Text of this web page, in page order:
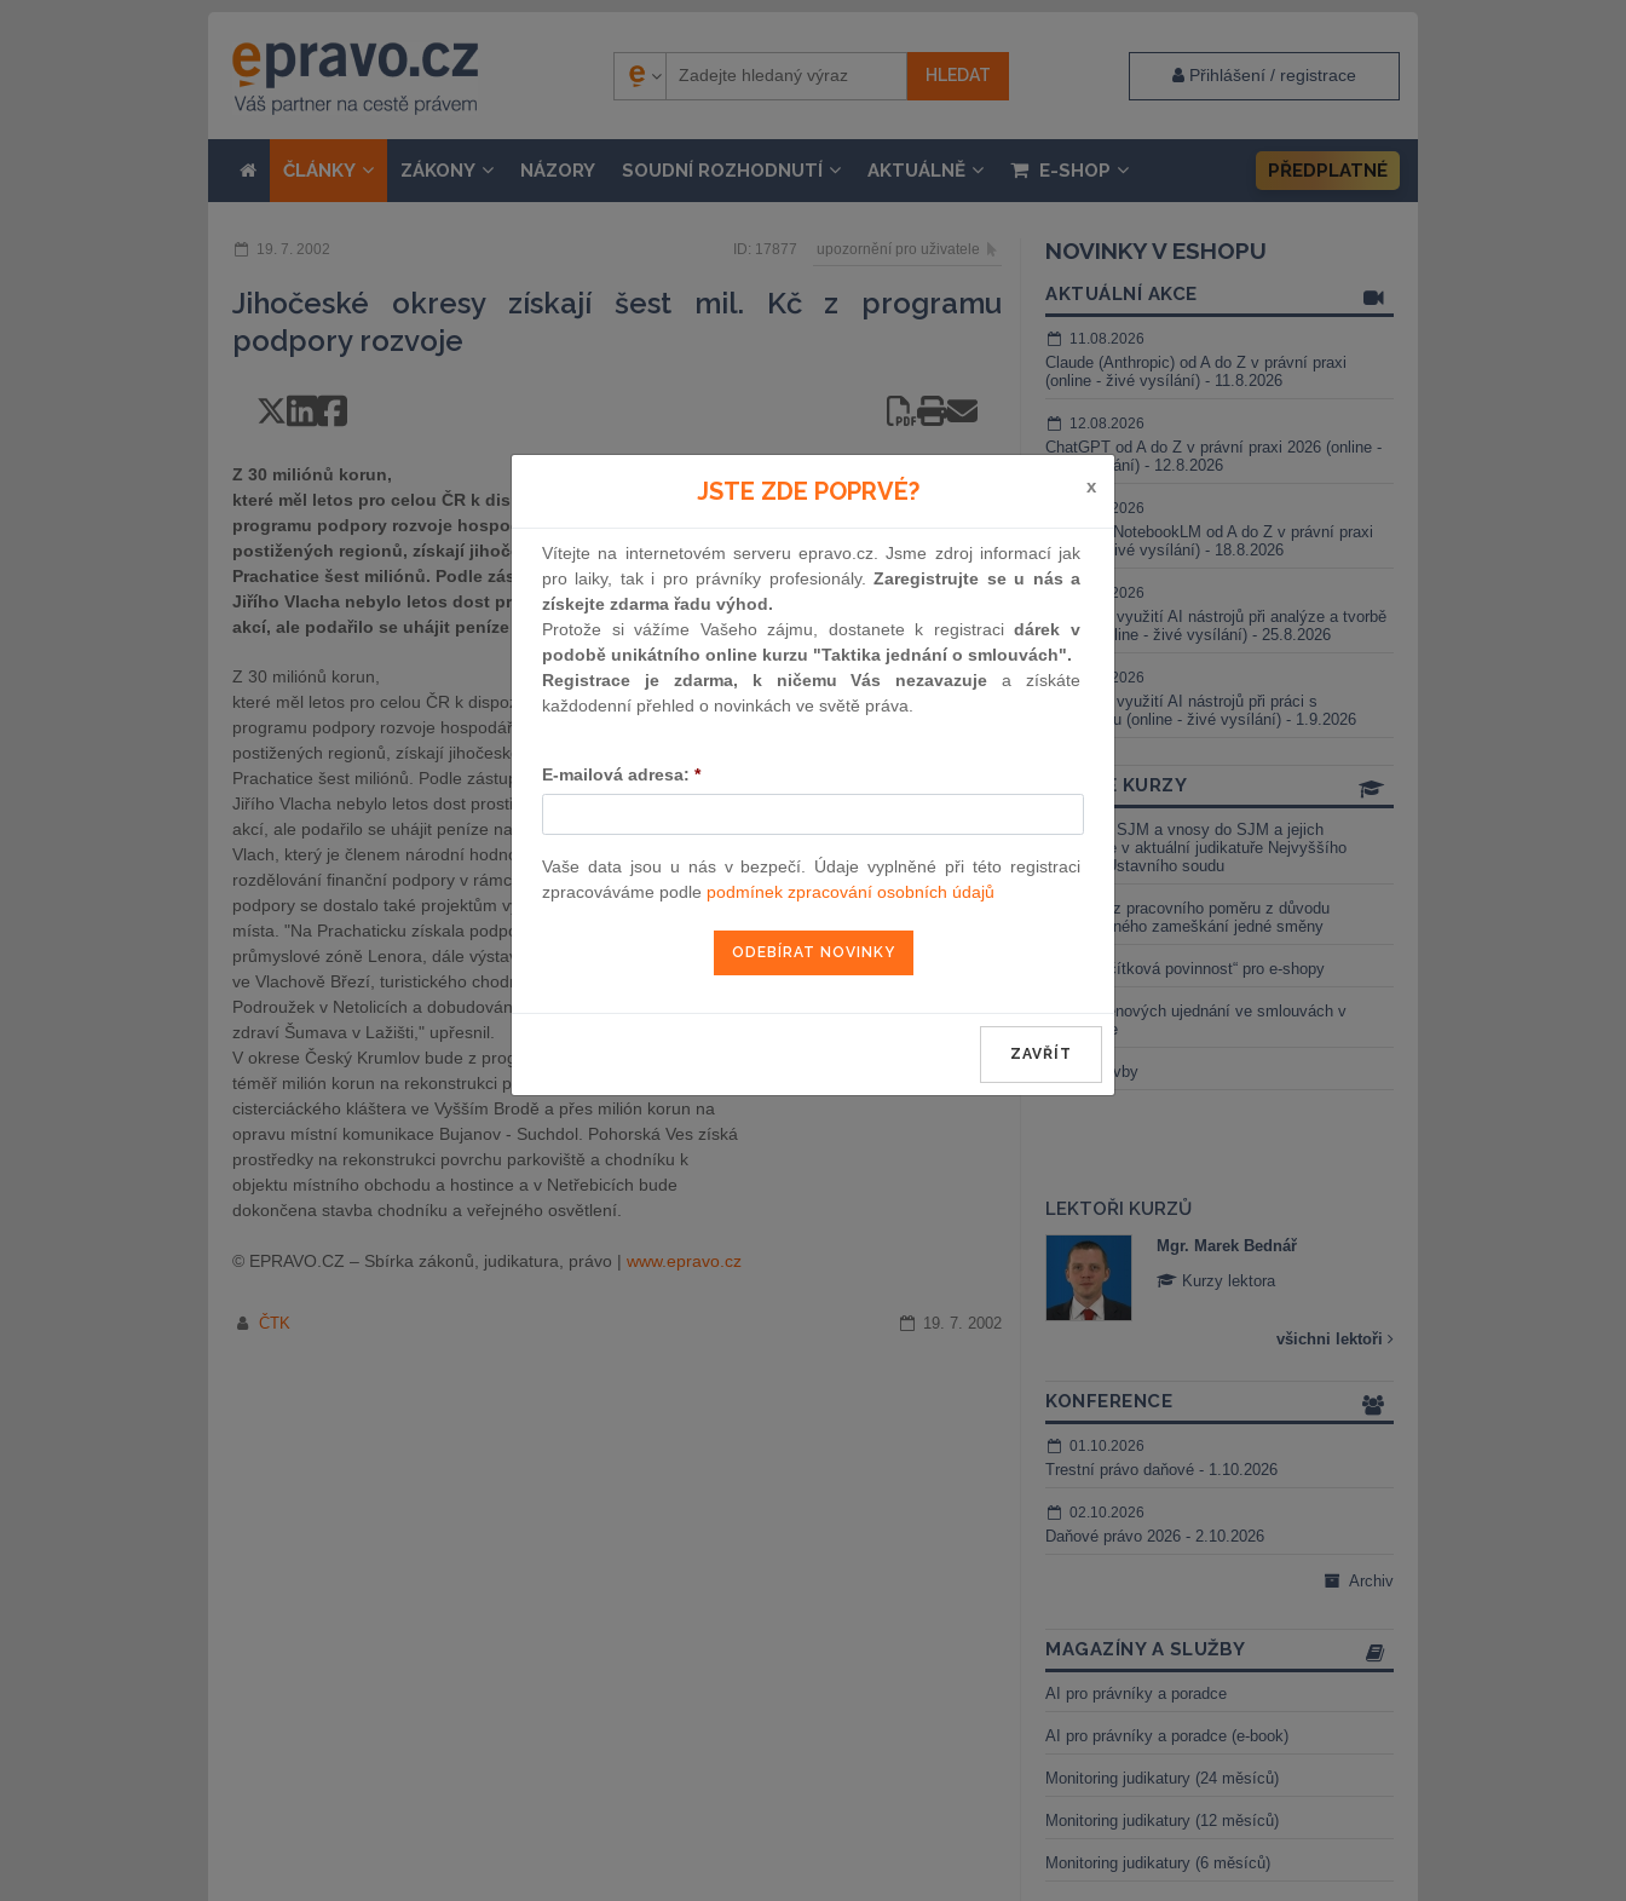
Přihlášení / registrace
ČLÁNKY ZÁKONY NÁZORY SOUDNÍ ROZHODNUTÍ AKTUÁLNĚ E-SHOP PŘEDPLATNÉ
19. 7. 2002 ID: 17877 upozornění pro uživatele
Jihočeské okresy získají šest mil. Kč z programu
podpory rozvoje
Z 30 miliónů korun,
které měl letos pro celou ČR k dispozici rozpočet regionálního
programu podpory rozvoje hospodářsky slabých a strukturálně
postižených regionů, získají jihočeské okresy Český Krumlov a
Prachatice šest miliónů. Podle zástupce jihočeského hejtmana
Jiřího Vlacha nebylo letos dost prostředků pro zahájení nových
akcí, ale podařilo se uhájit peníze na akce již zahájené.
Z 30 miliónů korun,
které měl letos pro celou ČR k dispozici rozpočet regionálního
programu podpory rozvoje hospodářsky slabých a strukturálně
postižených regionů, získají jihočeské okresy Český Krumlov a
Prachatice šest miliónů. Podle zástupce jihočeského hejtmana
Jiřího Vlacha nebylo letos dost prostředků pro zahájení nových
akcí, ale podařilo se uhájit peníze na akce již zahájené.
Vlach, který je členem národní hodnotitelské komise pro
rozdělování finanční podpory v rámci tohoto programu, uvedl, že
podpory se dostalo také projektům vytvářejícím nová pracovní
místa. "Na Prachaticku získala podporu výstavba infrastruktury v
průmyslové zóně Lenora, dále výstavba chodníku k průmyslové zóně
ve Vlachově Březí, turistického chodníku v rekreačním středisku
Podroužek v Netolicích a dobudování informačního centra areálu
zdraví Šumava v Lažišti," upřesnil.
V okrese Český Krumlov bude z programu poskytnuta dotace
téměř milión korun na rekonstrukci parkoviště pro návštěvníky
cisterciáckého kláštera ve Vyšším Brodě a přes milión korun na
opravu místní komunikace Bujanov - Suchdol. Pohorská Ves získá
prostředky na rekonstrukci povrchu parkoviště a chodníku k
objektu místního obchodu a hostince a v Netřebicích bude
dokončena stavba chodníku a veřejného osvětlení.
© EPRAVO.CZ – Sbírka zákonů, judikatura, právo | www.epravo.cz
ČTK 19. 7. 2002
NOVINKY V ESHOPU
AKTUÁLNÍ AKCE
11.08.2026
Claude (Anthropic) od A do Z v právní praxi
(online - živé vysílání) - 11.8.2026
12.08.2026
ChatGPT od A do Z v právní praxi 2026 (online -
živé vysílání) - 12.8.2026
18.08.2026
Gemini a NotebookLM od A do Z v právní praxi
(online - živé vysílání) - 18.8.2026
25.08.2026
Praktické využití AI nástrojů při analýze a tvorbě
smluv (online - živé vysílání) - 25.8.2026
01.09.2026
Praktické využití AI nástrojů při práci s
judikaturou (online - živé vysílání) - 1.9.2026
ONLINE KURZY
Vnosy ze SJM a vnosy do SJM a jejich
valorizace v aktuální judikatuře Nejvyššího
soudu a Ústavního soudu
Výpověď z pracovního poměru z důvodu
neomluveného zameškání jedné směny
Nová „tlačítková povinnost“ pro e-shopy
Změna cenových ujednání ve smlouvách v
energetice
Černé stavby
LEKTOŘI KURZŮ
Mgr. Marek Bednář
Kurzy lektora
všichni lektoři
KONFERENCE
01.10.2026
Trestní právo daňové - 1.10.2026
02.10.2026
Daňové právo 2026 - 2.10.2026
Archiv
MAGAZÍNY A SLUŽBY
AI pro právníky a poradce
AI pro právníky a poradce (e-book)
Monitoring judikatury (24 měsíců)
Monitoring judikatury (12 měsíců)
Monitoring judikatury (6 měsíců)
JSTE ZDE POPRVÉ? x
Vítejte na internetovém serveru epravo.cz. Jsme zdroj informací jak
pro laiky, tak i pro právníky profesionály.Zaregistrujte se u nás a
získejte zdarma řadu výhod.
Protože si vážíme Vašeho zájmu, dostanete k registracidárek v
podobě unikátního online kurzu "Taktika jednání o smlouvách".
Registrace je zdarma, k ničemu Vás nezavazuje a získáte
každodenní přehled o novinkách ve světě práva.
E-mailová adresa: *
Vaše data jsou u nás v bezpečí. Údaje vyplněné při této registraci
zpracováváme podle podmínek zpracování osobních údajů
ZAVŘÍT